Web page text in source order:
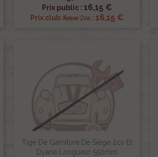
Prix public : 16,15 €
Prix club Renov 2cv: 16,15 €
 Aperçu rapide
Tige De Garniture De Siège 2cv Et
Dyane Longueur 550mm